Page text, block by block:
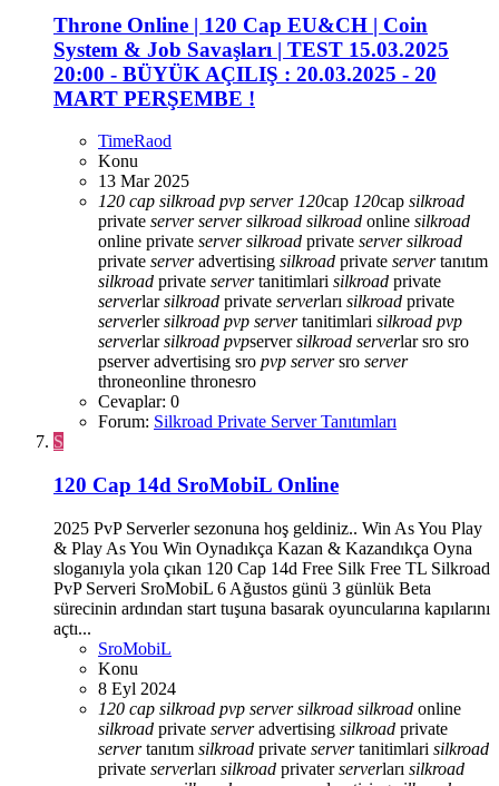
Throne Online | 120 Cap EU&CH | Coin
System & Job Savaşları | TEST 15.03.2025
20:00 - BÜYÜK AÇILIŞ : 20.03.2025 - 20
MART PERŞEMBE !
TimeRaod
Konu
13 Mar 2025
120 cap silkroad pvp server 120cap 120cap silkroad
private server server silkroad silkroad online silkroad
online private server silkroad private server silkroad
private serveradvertising silkroad private servertanıtım
silkroad private servertanitimlari silkroad private
serverlarsilkroad private serverları silkroad private
serverlersilkroad pvp servertanitimlari silkroad pvp
serverlarsilkroad pvpserversilkroad serverlarsro sro
pserver advertising sro pvp server sro server
throneonline thronesro
Cevaplar: 0
Forum: Silkroad Private Server Tanıtımları
S
120 Cap 14d SroMobiL Online
2025 PvP Serverler sezonuna hoş geldiniz.. Win As You Play
& Play As You Win Oynadıkça Kazan & Kazandıkça Oyna
sloganıyla yola çıkan 120 Cap 14d Free Silk Free TL Silkroad
PvP Serveri SroMobiL 6 Ağustos günü 3 günlük Beta
sürecinin ardından start tuşuna basarak oyuncularına kapılarını
açtı...
SroMobiL
Konu
8 Eyl 2024
120 cap silkroad pvp server silkroad silkroad online
silkroad private serveradvertising silkroad private
servertanıtım silkroad private servertanitimlari silkroad
private serverları silkroad privaterserverları silkroad